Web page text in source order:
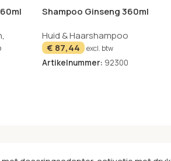
,
Shampoo Ginseng 360ml
Huid & Haarshampoo
€ 87,44 excl. btw
Artikelnummer: 92300